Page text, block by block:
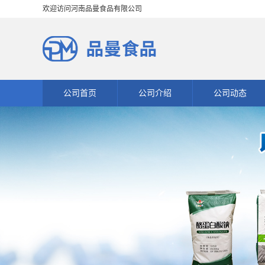
欢迎访问河南品曼食品有限公司
公司首页 公司介绍 公司动态